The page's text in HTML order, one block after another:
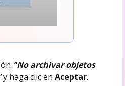
"No archivar objetos
y haga clic enAceptar.